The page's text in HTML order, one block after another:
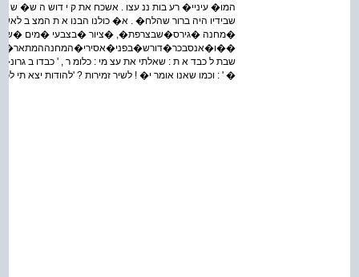
המו� עיניי� רע בות ננ עצו . אשכח את ק י דוש ה ש�
שבידיו היה ברור שהלח� . א� כולנו הבנו א ת המצ ב לאש
�מחנה �גירס�שבצרפת�, �ציור �בצבעי �מים �של
שבת ל כבד א ת : שאלתי את עצ מי : כלומ ר , ' כבדו ב
� ' : וכמו שאנו אומר י� ! לשיר זמירות ? 'להודות יצא תי